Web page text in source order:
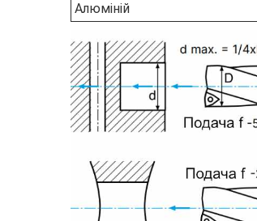
Алюміній